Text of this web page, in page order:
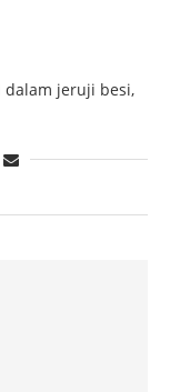
dalam jeruji besi,